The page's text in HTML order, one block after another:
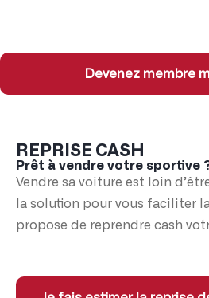
Devenez membre
REPRISE CASH
Prêt à vendre votre sportive
Vendre sa voiture est loin
la solution pour vous faciliter
propose de reprendre cash